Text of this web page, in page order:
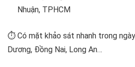
Nhuận, TPHCM
⏱️ Có mặt khảo sát nhanh trong
Dương, Đồng Nai, Long An…